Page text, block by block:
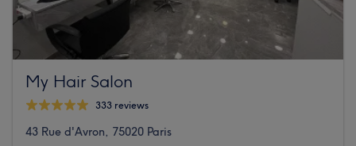
My Hair Salon
333 reviews
43 Rue d'Avron, 75020 Paris